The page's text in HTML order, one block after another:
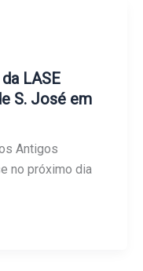
LASE
S. José em
Antigos
no próximo dia